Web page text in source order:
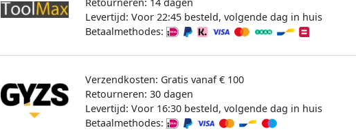
Levertijd: Voor 22:45 besteld, volgende dag in huis
Betaalmethodes:
Verzendkosten: Gratis vanaf € 100
Retourneren: 30 dagen
Levertijd: Voor 16:30 besteld, volgende dag in huis
Betaalmethodes: